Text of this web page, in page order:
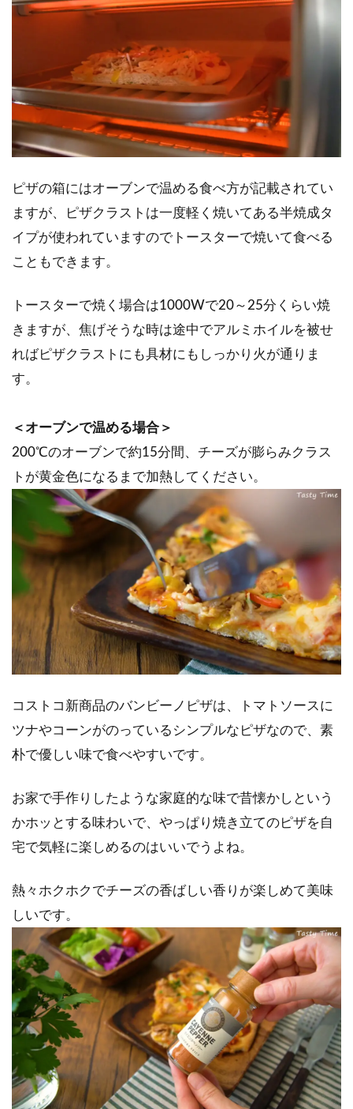
ピザの箱にはオーブンで温める食べ方が記載されてい
ますが、ピザクラストは一度軽く焼いてある半焼成タ
イプが使われていますのでトースターで焼いて食べる
こともできます。
トースターで焼く場合は1000Wで20～25分くらい焼
きますが、焦げそうな時は途中でアルミホイルを被せ
ればピザクラストにも具材にもしっかり火が通りま
す。
＜オーブンで温める場合＞
200℃のオーブンで約15分間、チーズが膨らみクラス
トが黄金色になるまで加熱してください。
コストコ新商品のバンビーノピザは、トマトソースに
ツナやコーンがのっているシンプルなピザなので、素
朴で優しい味で食べやすいです。
お家で手作りしたような家庭的な味で昔懐かしという
かホッとする味わいで、やっぱり焼き立てのピザを自
宅で気軽に楽しめるのはいいでうよね。
熱々ホクホクでチーズの香ばしい香りが楽しめて美味
しいです。